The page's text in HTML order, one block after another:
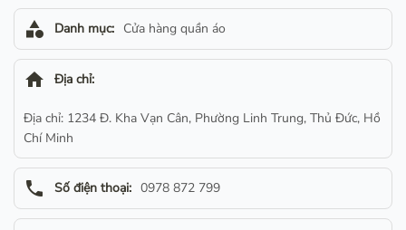
category Danh mục: Cửa hàng quần áo
home Địa chỉ:
Địa chỉ: 1234 Đ. Kha Vạn Cân, Phường Linh Trung, Thủ Đức, Hồ
Chí Minh
phone Số điện thoại: 0978 872 799